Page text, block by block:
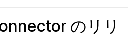
のリリ